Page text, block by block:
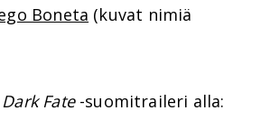
Boneta (kuvat nimiä
Fate-suomitraileri alla: